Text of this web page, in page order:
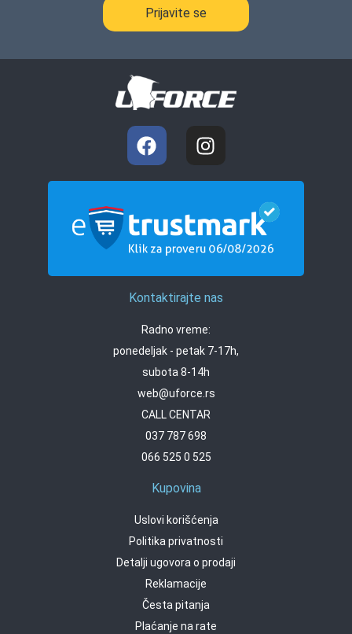
Prijavite se
Kontaktirajte nas
Radno vreme:
ponedeljak - petak 7-17h,
subota 8-14h
web@uforce.rs
CALL CENTAR
037 787 698
066 525 0 525
Kupovina
Uslovi korišćenja
Politika privatnosti
Detalji ugovora o prodaji
Reklamacije
Česta pitanja
Plaćanje na rate